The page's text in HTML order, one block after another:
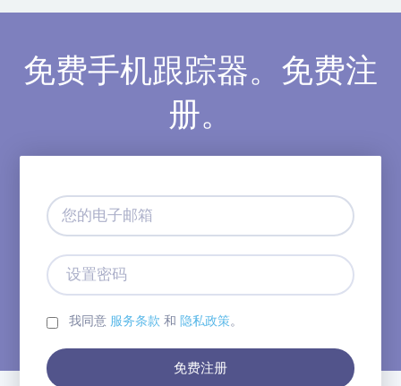
免费手机跟踪器。免费注
册。
子
箱
码
我同意 服务条款 和 隐私政策。
免费注册